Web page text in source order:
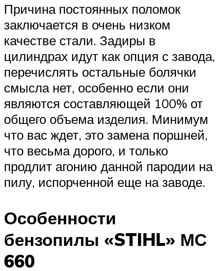
Причина постоянных поломок
заключается в очень низком
качестве стали. Задиры в
цилиндрах идут как опция с завода,
перечислять остальные болячки
смысла нет, особенно если они
являются составляющей 100% от
общего объема изделия. Минимум
что вас ждет, это замена поршней,
что весьма дорого, и только
продлит агонию данной пародии на
пилу, испорченной еще на заводе.
Особенности
бензопилы «STIHL» МС
660